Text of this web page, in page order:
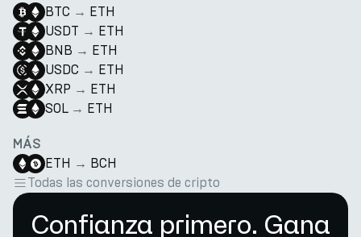
BTC → ETH
USDT → ETH
BNB → ETH
USDC → ETH
XRP → ETH
SOL → ETH
MÁS
ETH → BCH
Todas las conversiones de cripto
Confianza primero. Gana